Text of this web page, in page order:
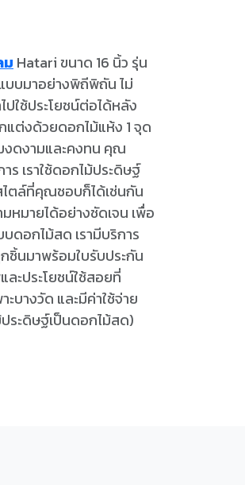
Hatari ขนาด 16 นิ้ว รุ่น
บมาอย่างพิถีพิถัน ไม่
ใช้ประโยชน์ต่อได้หลัง
ต่งด้วยดอกไม้แห้ง 1 จุด
งดงามและคงทน คุณ
เราใช้ดอกไม้ประดิษฐ์
ตล์ที่คุณชอบก็ได้เช่นกัน
หมายได้อย่างชัดเจน เพื่อ
อกไม้สด เรามีบริการ
นมาพร้อมใบรับประกัน
ะประโยชน์ใช้สอยที่
บางวัด และมีค่าใช้จ่าย
ระดิษฐ์เป็นดอกไม้สด)